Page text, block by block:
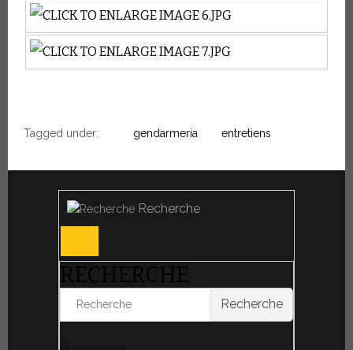
Tagged under: gendarmeria entretiens
Recherche
RECHERCHE
Recherche